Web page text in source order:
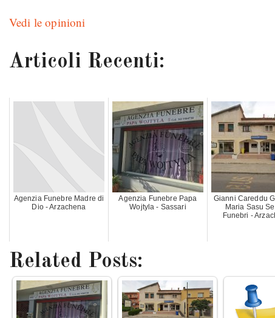
Vedi le opinioni
Articoli Recenti:
Agenzia Funebre Madre di
Dio - Arzachena
Agenzia Funebre Papa
Wojtyla - Sassari
Gianni Careddu
Maria Sasu
Funebri -
Related Posts: